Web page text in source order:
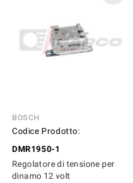
BOSCH
Codice Prodotto:
DMR1950-1
Regolatore di tensione per
dinamo 12 volt